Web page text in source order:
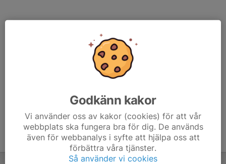
Godkänn kakor
Vi använder oss av kakor (cookies) för att vår
webbplats ska fungera bra för dig. De används
även för webbanalys i syfte att hjälpa oss att
förbättra våra tjänster.
Så använder vi cookies